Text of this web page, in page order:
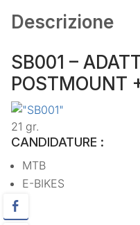
Descrizione
SB001 –
POSTMOUNT
21 gr.
CANDIDATURE :
MTB
E-BIKES